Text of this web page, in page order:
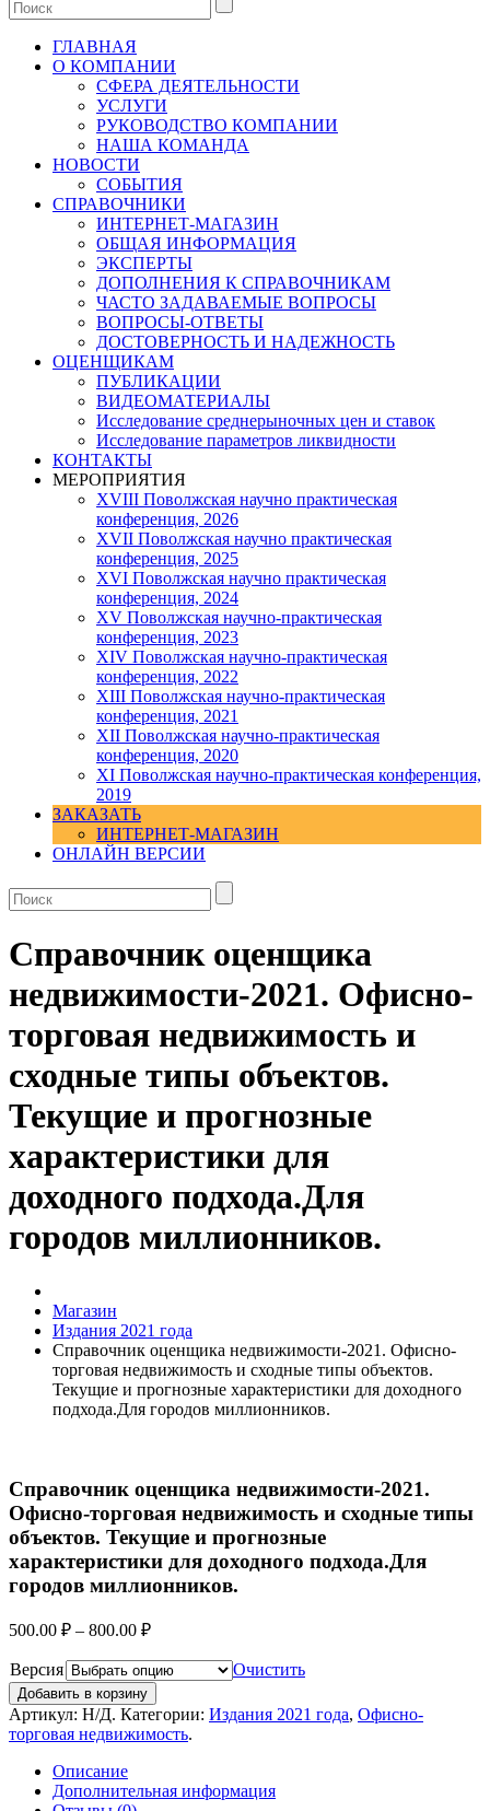
ГЛАВНАЯ
О КОМПАНИИ
СФЕРА ДЕЯТЕЛЬНОСТИ
УСЛУГИ
РУКОВОДСТВО КОМПАНИИ
НАША КОМАНДА
НОВОСТИ
СОБЫТИЯ
СПРАВОЧНИКИ
ИНТЕРНЕТ-МАГАЗИН
ОБЩАЯ ИНФОРМАЦИЯ
ЭКСПЕРТЫ
ДОПОЛНЕНИЯ К СПРАВОЧНИКАМ
ЧАСТО ЗАДАВАЕМЫЕ ВОПРОСЫ
ВОПРОСЫ-ОТВЕТЫ
ДОСТОВЕРНОСТЬ И НАДЕЖНОСТЬ
ОЦЕНЩИКАМ
ПУБЛИКАЦИИ
ВИДЕОМАТЕРИАЛЫ
Исследование среднерыночных цен и ставок
Исследование параметров ликвидности
КОНТАКТЫ
МЕРОПРИЯТИЯ
XVIII Поволжская научно практическая
конференция, 2026
XVII Поволжская научно практическая
конференция, 2025
XVI Поволжская научно практическая
конференция, 2024
ХV Поволжская научно-практическая
конференция, 2023
ХIV Поволжская научно-практическая
конференция, 2022
ХIII Поволжская научно-практическая
конференция, 2021
ХII Поволжская научно-практическая
конференция, 2020
XI Поволжская научно-практическая конференция,
2019
ЗАКАЗАТЬ
ИНТЕРНЕТ-МАГАЗИН
ОНЛАЙН ВЕРСИИ
Справочник оценщика
недвижимости-2021. Офисно-
торговая недвижимость и
сходные типы объектов.
Текущие и прогнозные
характеристики для
доходного подхода.Для
городов миллионников.
Магазин
Издания 2021 года
Справочник оценщика недвижимости-2021. Офисно-
торговая недвижимость и сходные типы объектов.
Текущие и прогнозные характеристики для доходного
подхода.Для городов миллионников.
Справочник оценщика недвижимости-2021.
Офисно-торговая недвижимость и сходные типы
объектов. Текущие и прогнозные
характеристики для доходного подхода.Для
городов миллионников.
500.00 ₽ – 800.00 ₽
Версия Очистить
Добавить в корзину
Артикул: Н/Д. Категории: Издания 2021 года, Офисно-
торговая недвижимость.
Описание
Дополнительная информация